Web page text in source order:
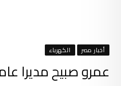
أخبار مصر الكهرباء
عمرو صبيح مديرا